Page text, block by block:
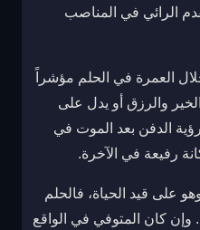
الرائي في المناصب
العمرة في الحلم مؤشراً
والرزق أو يدل على
الدفن بعد الموت في
رفيعة في الآخرة.
على قيد الحياة، فالحلم
وإن كان المتوفي في الواقع